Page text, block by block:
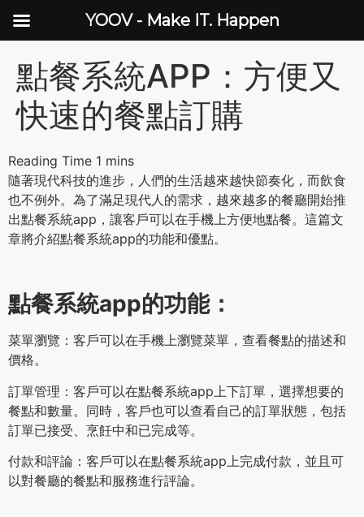
點餐系統APP：方便又
快速的餐點訂購
隨著現代科技的進步，人們的生活越來越快節奏化，而飲食
也不例外。為了滿足現代人的需求，越來越多的餐廳開始推
出點餐系統app，讓客戶可以在手機上方便地點餐。這篇文
章將介紹點餐系統app的功能和優點。
點餐系統app的功能：
菜單瀏覽：客戶可以在手機上瀏覽菜單，查看餐點的描述和
價格。
訂單管理：客戶可以在點餐系統app上下訂單，選擇想要的
餐點和數量。同時，客戶也可以查看自己的訂單狀態，包括
訂單已接受、烹飪中和已完成等。
付款和評論：客戶可以在點餐系統app上完成付款，並且可
以對餐廳的餐點和服務進行評論。
YOOV - Make IT. Happen